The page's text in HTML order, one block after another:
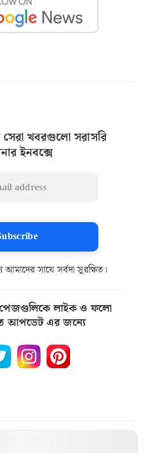
সেরা খবরগুলো সরাসরি
ইনবক্সে
সাথে সর্বদা সুরক্ষিত।
লাইক ও ফলো
আপডেট এর জন্যে